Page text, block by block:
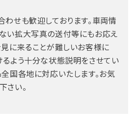
わせも歓迎しております。車両情
い拡大写真の送付等にもお応え
見に来ることが難しいお客様に
るよう十分な状態説明をさせてい
全国各地に対応いたします。お気
さい。